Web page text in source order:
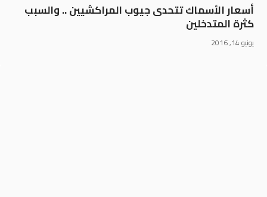
أسعار الأسماك تتحدى جيوب المراكشيين .. والسبب
كثرة المتدخلين
يونيو 14, 2016